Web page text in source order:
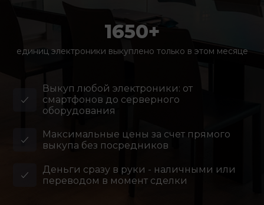
1650+
единиц электроники выкуплено только в этом месяце
Выкуп любой электроники: от
смартфонов до серверного
оборудования
Максимальные цены за счет прямого
выкупа без посредников
Деньги сразу в руки - наличными или
переводом в момент сделки